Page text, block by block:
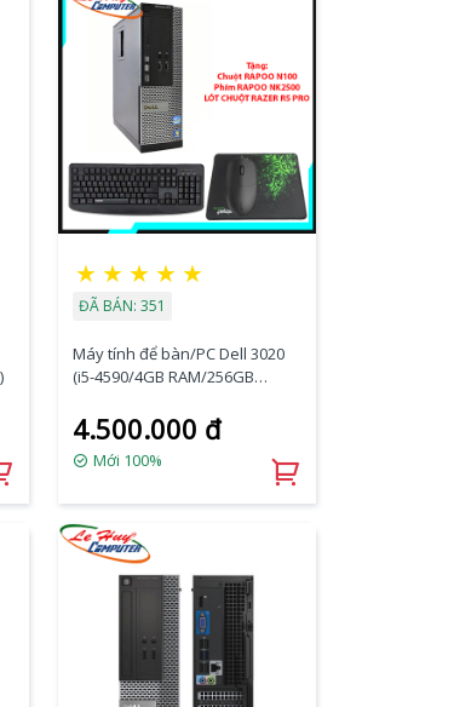
★ ★ ★ ★ ★
ĐÃ BÁN: 351
Máy tính để bàn/PC Dell 3020
(i5-4590/4GB RAM/256GB
4.500.000 đ
Mới 100%